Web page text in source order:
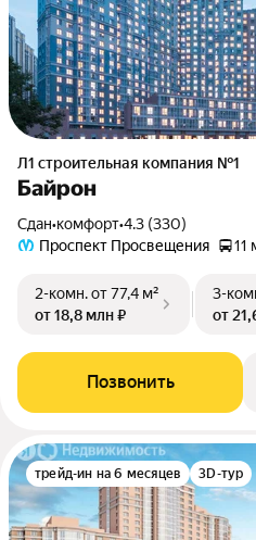
Л1 cтроительная компания №1
Байрон
Сдан•комфорт•4.3 (330)
Проспект Просвещения
11
2-комн.от 77,4 м²
от 18,8 млн ₽
3-
от
Позвонить
трейд-ин на 6 месяцев 3D-тур